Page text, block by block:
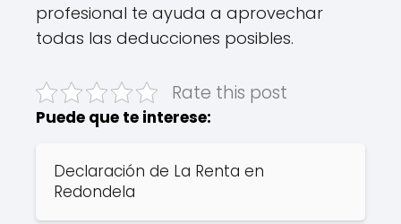
profesional te ayuda a aprovechar
todas las deducciones posibles.
Rate this post
Puede que te interese:
Declaración de La Renta en
Redondela